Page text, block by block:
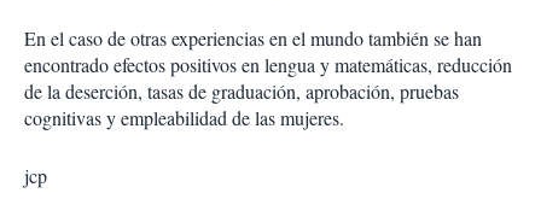
En el caso de otras experiencias en el mundo también se han
encontrado efectos positivos en lengua y matemáticas, reducción
de la deserción, tasas de graduación, aprobación, pruebas
cognitivas y empleabilidad de las mujeres.
jcp